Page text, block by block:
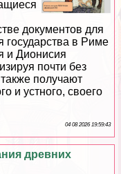
документов для
государства в Риме
и Дионисия
почти без
получают
и устного, своего
04 08 2026 19:59:43
древних